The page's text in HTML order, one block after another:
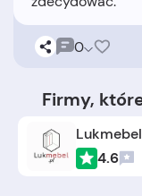
0
Firmy,
Lukmebel
4.6